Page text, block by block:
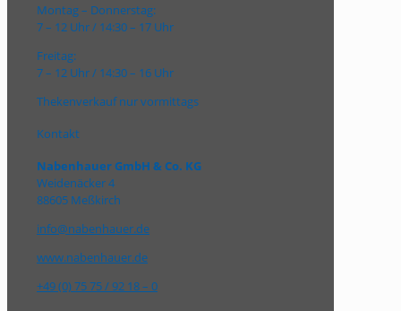
Montag – Donnerstag:
7 – 12 Uhr / 14:30 – 17 Uhr
Freitag:
7 – 12 Uhr / 14:30 – 16 Uhr
Thekenverkauf nur vormittags
Kontakt
Nabenhauer GmbH & Co. KG
Weidenäcker 4
88605 Meßkirch
info@nabenhauer.de
www.nabenhauer.de
+49 (0) 75 75 / 92 18 – 0